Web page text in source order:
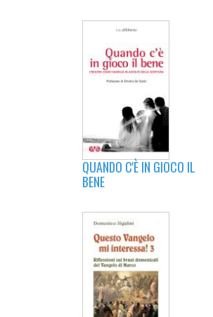
QUANDO C'È IN GIOCO IL
BENE